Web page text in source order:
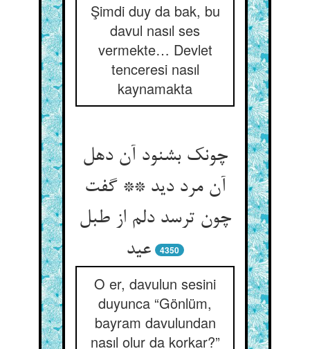
Şimdi duy da bak, bu
davul nasıl ses
vermekte… Devlet
tenceresi nasıl
kaynamakta
چونک بشنود آن دهل
آن مرد دید ** گفت
چون ترسد دلم از طبل
عید
4350
O er, davulun sesini
duyunca “Gönlüm,
bayram davulundan
nasıl olur da korkar?”